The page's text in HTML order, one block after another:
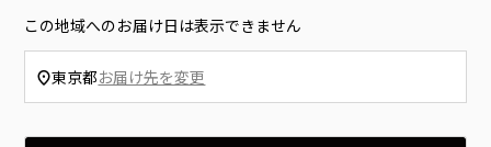
この地域へのお届け日は表示できません
東京都お届け先を変更